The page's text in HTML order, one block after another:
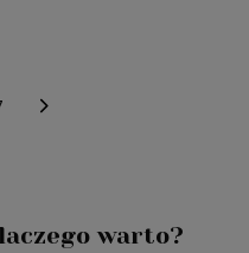
warto?